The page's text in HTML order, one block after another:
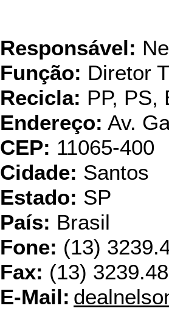
Responsável:
Função: Diretor
Recicla: PP, PS,
Endereço: Av.
CEP: 11065-400
Cidade: Santos
Estado: SP
País: Brasil
Fone: (13)
Fax: (13)
E-Mail: